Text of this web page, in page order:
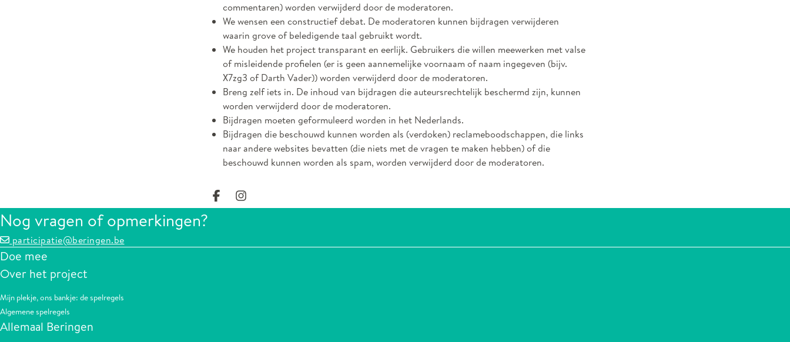
commentaren) worden verwijderd door de moderatoren.
We wensen een constructief debat. De moderatoren kunnen bijdragen verwijderen
waarin grove of beledigende taal gebruikt wordt.
We houden het project transparant en eerlijk. Gebruikers die willen meewerken met valse
of misleidende profielen (er is geen aannemelijke voornaam of naam ingegeven (bijv.
X7zg3 of Darth Vader)) worden verwijderd door de moderatoren.
Breng zelf iets in. De inhoud van bijdragen die auteursrechtelijk beschermd zijn, kunnen
worden verwijderd door de moderatoren.
Bijdragen moeten geformuleerd worden in het Nederlands.
Bijdragen die beschouwd kunnen worden als (verdoken) reclameboodschappen, die links
naar andere websites bevatten (die niets met de vragen te maken hebben) of die
beschouwd kunnen worden als spam, worden verwijderd door de moderatoren.
Deel op facebook
Deel op Instagram
Nog vragen of opmerkingen?
participatie@beringen.be
Doe mee
Over het project
Mijn plekje, ons bankje: de spelregels
Algemene spelregels
Allemaal Beringen